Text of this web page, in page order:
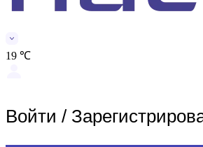
19 ℃
Войти /